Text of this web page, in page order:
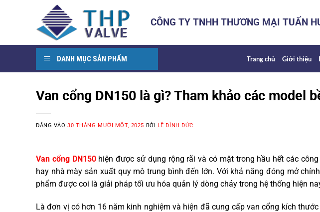
dung
CÔNG TY TNHH THƯƠNG MẠI TUẤN
DANH MỤC SẢN PHẨM Trang chủ Giới thiệu
Van cổng DN150 là gì? Tham khảo các model
ĐĂNG VÀO30 THÁNG MƯỜI MỘT, 2025 BỞI LÊ ĐÌNH ĐỨC
Van cổng DN150hiện được sử dụng rộng rãi và có mặt trong hầu hết các
hay nhà mày sản xuất quy mô trung bình đến lớn. Với khả năng đóng mở
phẩm được coi là giải pháp tối ưu hóa quản lý dòng chảy trong hệ thống hiện
Là đơn vị có hơn 16 năm kinh nghiệm và hiện đã cung cấp van cổng kích